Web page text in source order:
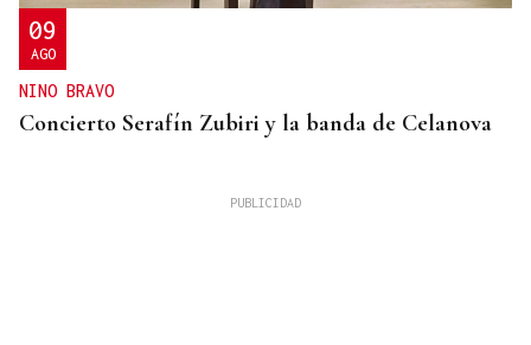
09
AGO
NINO BRAVO
Concierto Serafín Zubiri y la banda de Celanova